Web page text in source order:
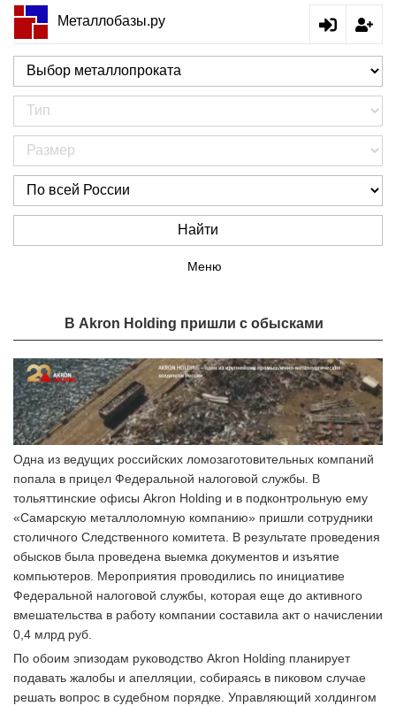
Металлобазы.ру
Найти
Меню
В Akron Holding пришли с обысками
Одна из ведущих российских ломозаготовительных компаний
попала в прицел Федеральной налоговой службы. В
тольяттинские офисы Akron Holding и в подконтрольную ему
«Самарскую металлоломную компанию» пришли сотрудники
столичного Следственного комитета. В результате проведения
обысков была проведена выемка документов и изъятие
компьютеров. Мероприятия проводились по инициативе
Федеральной налоговой службы, которая еще до активного
вмешательства в работу компании составила акт о начислении
0,4 млрд руб.
По обоим эпизодам руководство Akron Holding планирует
подавать жалобы и апелляции, собираясь в пиковом случае
решать вопрос в судебном порядке. Управляющий холдингом